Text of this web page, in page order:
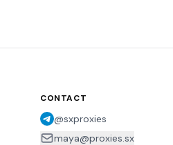
CONTACT
@sxproxies
maya@proxies.sx